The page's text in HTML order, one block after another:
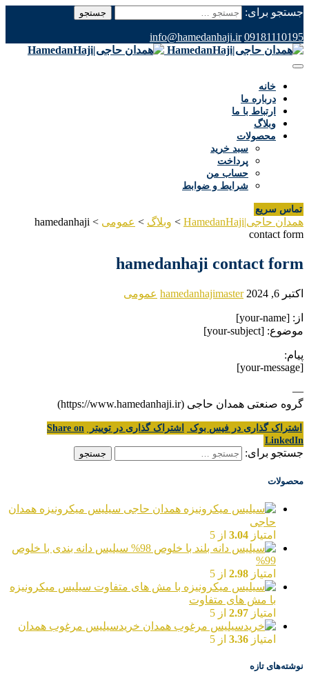
جستجو برای:
09181110195
info@hamedanhaji.ir
خانه
درباره ما
ارتباط با ما
وبلاگ
محصولات
سبد خرید
پرداخت
حساب من
شرایط و ضوابط
تماس سریع
همدان حاجی|HamedanHaji > وبلاگ > عمومی >
hamedanhaji
contact form
hamedanhaji contact form
اکتبر 6, 2024 hamedanhajimaster عمومی
از: [your-name]
موضوع: [your-subject]
پیام:
[your-message]
—
گروه صنعتی همدان حاجی (https://www.hamedanhaji.ir)
اشتراک گذاری در فیس بوک اشتراک گذاری در توییتر
Share on
LinkedIn
جستجو برای:
محصولات
سیلیس میکرونیزه همدان
حاجی
امتیاز 3.04 از 5
سیلیس دانه بندی با خلوص
99%
امتیاز 2.98 از 5
سیلیس میکرونیزه
با مش های متفاوت
امتیاز 2.97 از 5
خریدسیلیس مرغوب همدان
امتیاز 3.36 از 5
نوشته‌های تازه